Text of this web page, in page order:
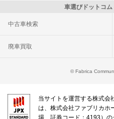
車選びドットコム
中古車検索
廃車買取
© Fabrica
当サイトを運営する株式会
は、株式会社ファブリカホ